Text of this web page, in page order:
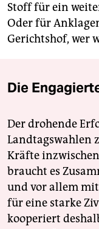
Stoff für ein
Oder für
Gerichtshof, wer
Die
Der drohende
Landtagswahlen
Kräfte
braucht es
und vor allem mit
für eine starke
kooperiert